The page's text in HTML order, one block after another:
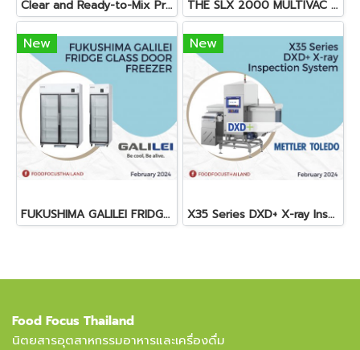
Clear and Ready-to-Mix Protein Shakes THE SLX 2000 MULTIVAC SLICER
New
FUKUSHIMA GALILEI FRIDGE GLASS DOOR FREEZER
New
X35 Series DXD+ X-ray Inspection System
Food Focus Thailand
นิตยสารอุตสาหกรรมอาหารและเครื่องดื่ม